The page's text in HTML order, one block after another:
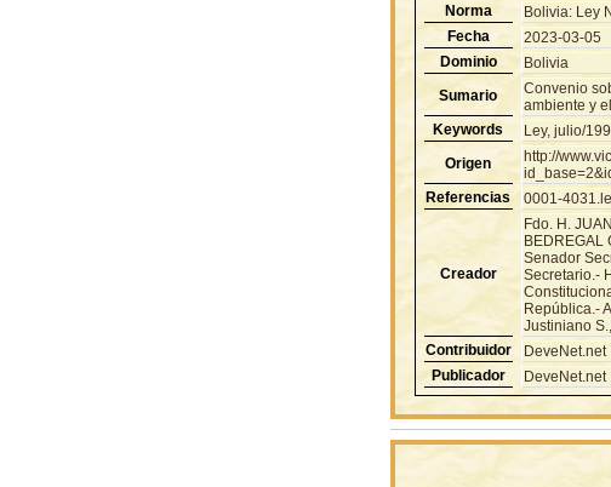
Norma
Bolivia: Ley
Fecha
2023-03-05
Dominio
Bolivia
Sumario
Convenio
ambiente y
Keywords
Ley, julio/
Origen
http://
Referencias
0001-
Creador
Fdo. H.
BEDREGAL
Senador
Secretario.-
República.-
Justiniano
Contribuidor
DeveNet.net
Publicador
DeveNet.net